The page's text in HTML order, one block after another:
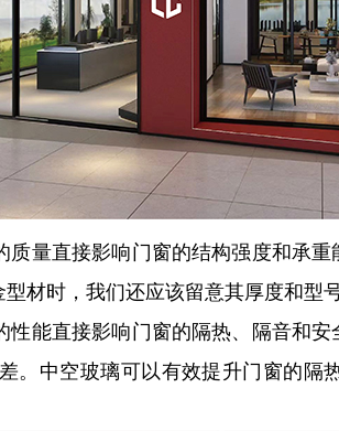
量直接影响门窗的结构强度和承
材时，我们还应该留意其厚度和型
能直接影响门窗的隔热、隔音和
。中空玻璃可以有效提升门窗的